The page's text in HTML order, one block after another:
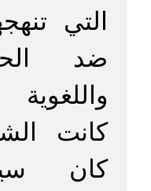
التي
ضد
واللغوية
كانت
كان